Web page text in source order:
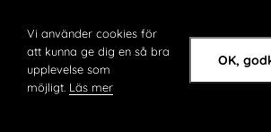
Vi använder cookies för
att kunna ge dig en så bra
upplevelse som
möjligt. Läs mer
OK,